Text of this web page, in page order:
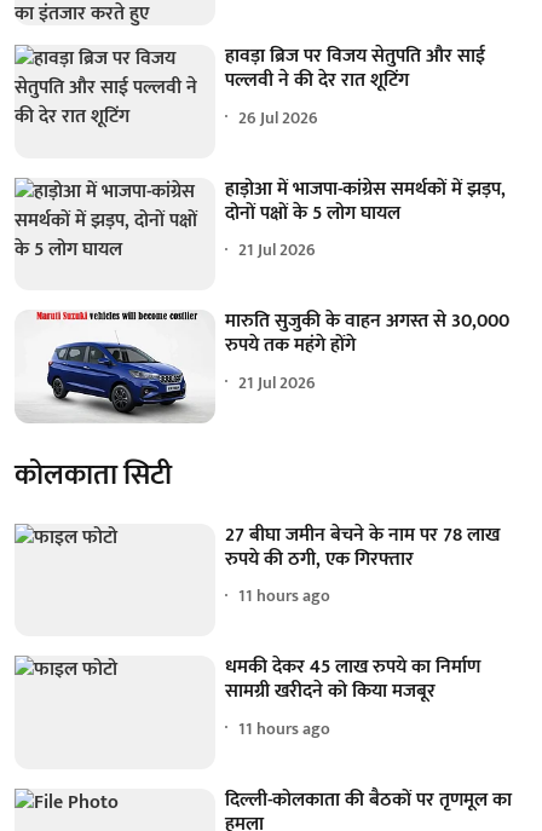
हावड़ा ब्रिज पर विजय सेतुपति और साई
पल्लवी ने की देर रात शूटिंग
26 Jul 2026
हाड़ोआ में भाजपा-कांग्रेस समर्थकों में झड़प,
दोनों पक्षों के 5 लोग घायल
21 Jul 2026
मारुति सुजुकी के वाहन अगस्त से 30,000
रुपये तक महंगे होंगे
21 Jul 2026
कोलकाता सिटी
27 बीघा जमीन बेचने के नाम पर 78 लाख
रुपये की ठगी, एक गिरफ्तार
11 hours ago
धमकी देकर 45 लाख रुपये का निर्माण
सामग्री खरीदने को किया मजबूर
11 hours ago
दिल्ली-कोलकाता की बैठकों पर तृणमूल का
हमला